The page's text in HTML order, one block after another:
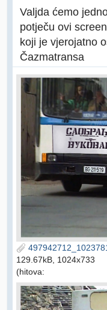
Valjda ćemo
potječu ovi
koji je vjerojatno
Čazmatransa
129.67kB, 1024x733
(hitova: